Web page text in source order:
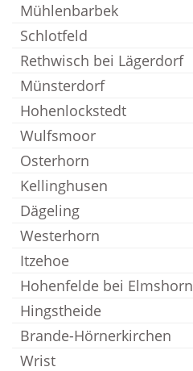
Mühlenbarbek
Schlotfeld
Rethwisch bei Lägerdorf
Münsterdorf
Hohenlockstedt
Wulfsmoor
Osterhorn
Kellinghusen
Dägeling
Westerhorn
Itzehoe
Hohenfelde bei Elmshorn
Hingstheide
Brande-Hörnerkirchen
Wrist